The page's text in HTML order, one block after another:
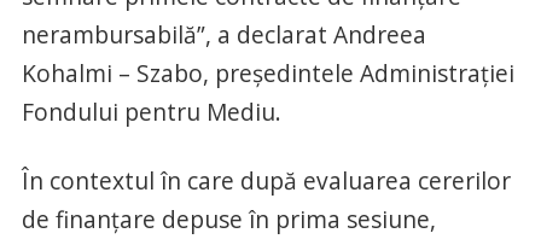
nerambursabilă”, a declarat Andreea
Kohalmi – Szabo, preşedintele Administraţiei
Fondului pentru Mediu.
În contextul în care după evaluarea cererilor
de finanțare depuse în prima sesiune,